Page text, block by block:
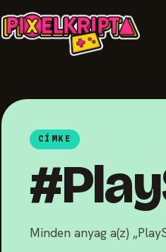
CÍMKE
Minden anyag a(z)